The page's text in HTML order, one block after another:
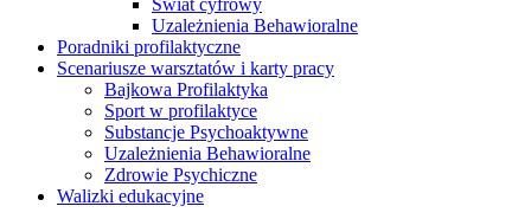
Świat cyfrowy
Uzależnienia Behawioralne
Poradniki profilaktyczne
Scenariusze warsztatów i karty pracy
Bajkowa Profilaktyka
Sport w profilaktyce
Substancje Psychoaktywne
Uzależnienia Behawioralne
Zdrowie Psychiczne
Walizki edukacyjne